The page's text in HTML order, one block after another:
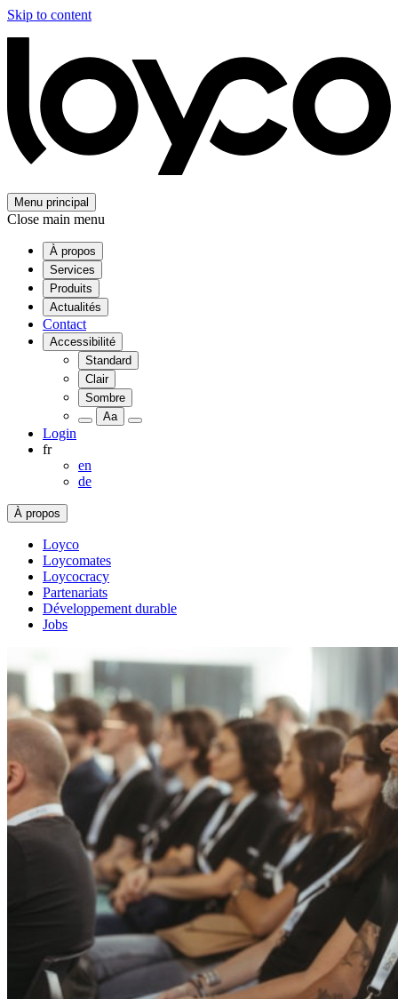
Skip to content
Menu principal
Close main menu
À propos
Services
Produits
Actualités
Contact
Accessibilité
Standard
Clair
Sombre
Aa
Login
fr
en
de
À propos
Loyco
Loycomates
Loycocracy
Partenariats
Développement durable
Jobs